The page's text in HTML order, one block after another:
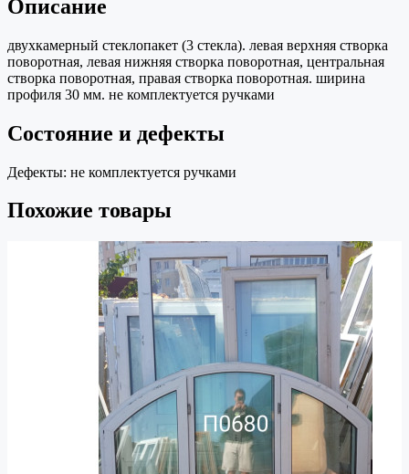
Описание
двухкамерный стеклопакет (3 стекла). левая верхняя створка
поворотная, левая нижняя створка поворотная, центральная
створка поворотная, правая створка поворотная. ширина
профиля 30 мм. не комплектуется ручками
Состояние и дефекты
Дефекты: не комплектуется ручками
Похожие товары